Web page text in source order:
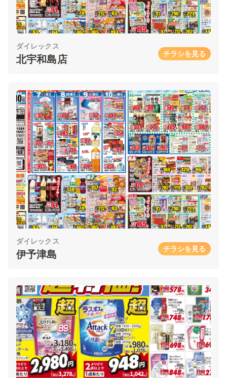
ダイレックス
北宇和島店 チラシを見る
ダイレックス
伊予津島 チラシを見る